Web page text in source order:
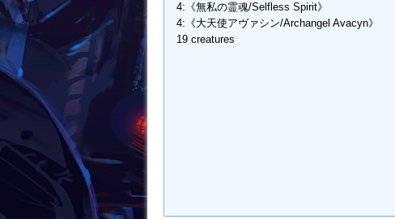
4:《無私の霊魂/Selfless Spirit》
4:《大天使アヴァシン/Archangel Avacyn》
19 creatures